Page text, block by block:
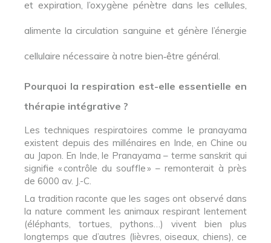
et expiration, l’oxygène pénètre dans les cellules,
alimente la circulation sanguine et génère l’énergie
cellulaire nécessaire à notre bien‑être général.
Pourquoi la respiration est-elle essentielle en
thérapie intégrative ?
Les techniques respiratoires comme le pranayama
existent depuis des millénaires en Inde, en Chine ou
au Japon. En Inde, le Pranayama – terme sanskrit qui
signifie « contrôle du souffle » – remonterait à près
de 6000 av. J.-C.
La tradition raconte que les sages ont observé dans
la nature comment les animaux respirant lentement
(éléphants, tortues, pythons…) vivent bien plus
longtemps que d’autres (lièvres, oiseaux, chiens), ce